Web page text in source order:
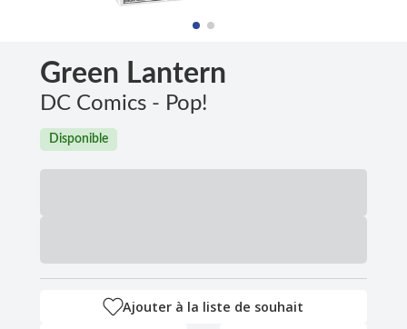
Green Lantern
DC Comics - Pop!
Disponible
Ajouter à la liste de souhait